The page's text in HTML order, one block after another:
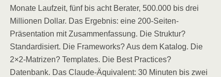
Monate Laufzeit, fünf bis acht Berater, 500.000 bis drei
Millionen Dollar. Das Ergebnis: eine 200-Seiten-
Präsentation mit Zusammenfassung. Die Struktur?
Standardisiert. Die Frameworks? Aus dem Katalog. Die
2×2-Matrizen? Templates. Die Best Practices?
Datenbank. Das Claude-Äquivalent: 30 Minuten bis zwei